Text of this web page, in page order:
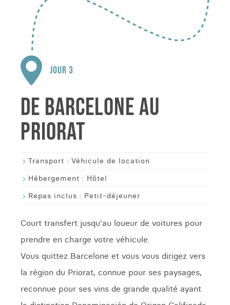
JOUR 3
DE BARCELONE AU
PRIORAT
Transport : Véhicule de location
Hébergement : Hôtel
Repas inclus : Petit-déjeuner
Court transfert jusqu'au loueur de voitures pour
prendre en charge votre véhicule.
Vous quittez Barcelone et vous vous dirigez vers
la région du Priorat, connue pour ses paysages,
reconnue pour ses vins de grande qualité ayant